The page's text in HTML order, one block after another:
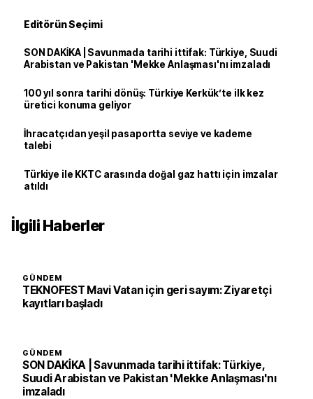
Editörün Seçimi
SON DAKİKA | Savunmada tarihi ittifak: Türkiye, Suudi
Arabistan ve Pakistan 'Mekke Anlaşması'nı imzaladı
100 yıl sonra tarihi dönüş: Türkiye Kerkük’te ilk kez
üretici konuma geliyor
İhracatçıdan yeşil pasaportta seviye ve kademe
talebi
Türkiye ile KKTC arasında doğal gaz hattı için imzalar
atıldı
İlgili Haberler
GÜNDEM
TEKNOFEST Mavi Vatan için geri sayım: Ziyaretçi
kayıtları başladı
GÜNDEM
SON DAKİKA | Savunmada tarihi ittifak: Türkiye,
Suudi Arabistan ve Pakistan 'Mekke Anlaşması'nı
imzaladı